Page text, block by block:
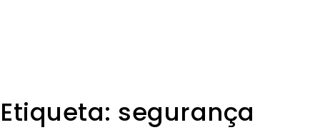
Etiqueta: segurança